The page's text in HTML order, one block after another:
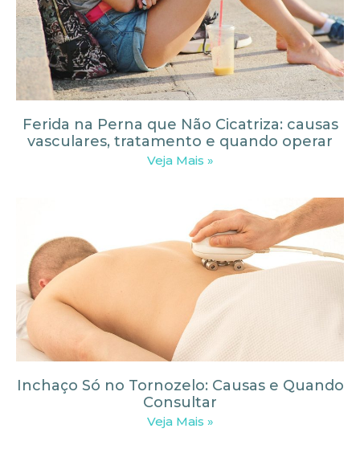
Ferida na Perna que Não Cicatriza: causas
vasculares, tratamento e quando operar
Veja Mais »
Inchaço Só no Tornozelo: Causas e Quando
Consultar
Veja Mais »